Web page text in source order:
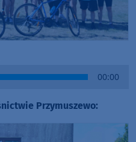
00:00
Przymuszewo: